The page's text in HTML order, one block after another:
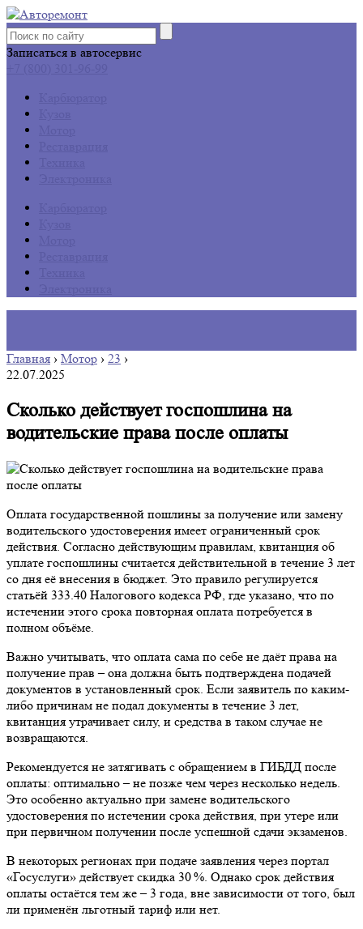
Записаться в автосервис
Главная › Мотор › 23 ›
22.07.2025
Сколько действует госпошлина на
водительские права после оплаты
Оплата государственной пошлины за получение или замену
водительского удостоверения имеет ограниченный срок
действия. Согласно действующим правилам, квитанция об
уплате госпошлины считается действительной в течение 3 лет
со дня её внесения в бюджет. Это правило регулируется
статьёй 333.40 Налогового кодекса РФ, где указано, что по
истечении этого срока повторная оплата потребуется в
полном объёме.
Важно учитывать, что оплата сама по себе не даёт права на
получение прав – она должна быть подтверждена подачей
документов в установленный срок. Если заявитель по каким-
либо причинам не подал документы в течение 3 лет,
квитанция утрачивает силу, и средства в таком случае не
возвращаются.
Рекомендуется не затягивать с обращением в ГИБДД после
оплаты: оптимально – не позже чем через несколько недель.
Это особенно актуально при замене водительского
удостоверения по истечении срока действия, при утере или
при первичном получении после успешной сдачи экзаменов.
В некоторых регионах при подаче заявления через портал
«Госуслуги» действует скидка 30 %. Однако срок действия
оплаты остаётся тем же – 3 года, вне зависимости от того, был
ли применён льготный тариф или нет.